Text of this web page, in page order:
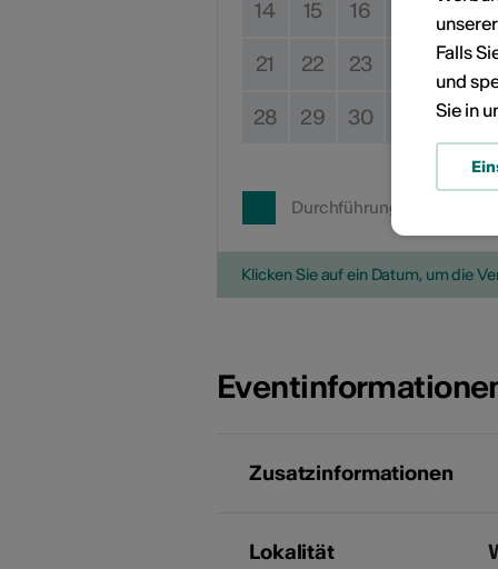
14 15 16 18
21 22 23 25
28 29 30
Durchführungsdatum
Klicken Sie auf ein Datum, um die
Zusatzinformationen
Lokalität
Falls
und
Sie in